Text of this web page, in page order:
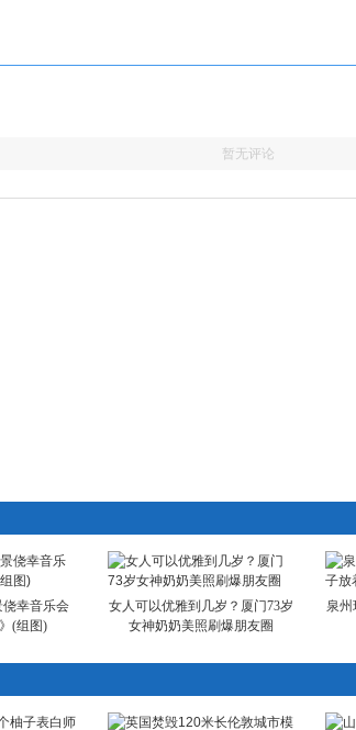
暂无评论
幸音乐会
(组图)
女人可以优雅到几岁？厦门73岁
女神奶奶美照刷爆朋友圈
泉州